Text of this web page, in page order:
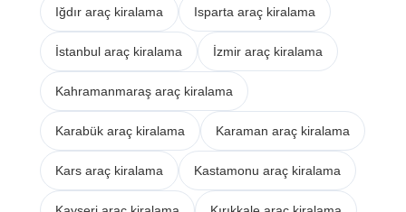
Iğdır araç kiralama Isparta araç kiralama
İstanbul araç kiralama İzmir araç kiralama
Kahramanmaraş araç kiralama
Karabük araç kiralama Karaman araç kiralama
Kars araç kiralama Kastamonu araç kiralama